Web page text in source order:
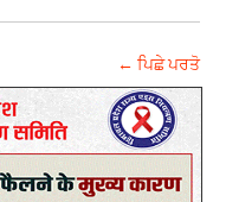
← ਪਿਛੇ ਪਰਤੋ